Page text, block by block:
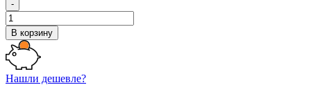
-
В корзину
Нашли дешевле?